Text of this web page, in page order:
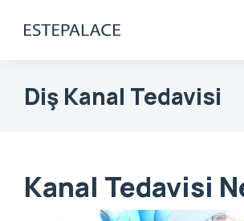
Diş Kanal Tedavisi
Kanal Tedavisi